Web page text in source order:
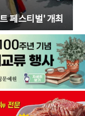
페스티벌' 개최